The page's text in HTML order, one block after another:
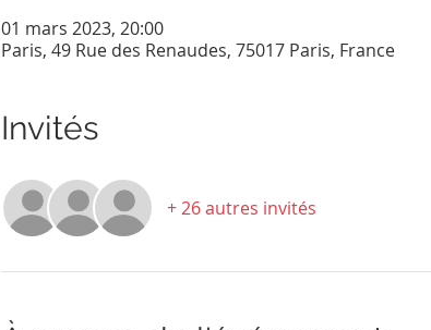
01 mars 2023, 20:00
Paris, 49 Rue des Renaudes, 75017 Paris, France
Invités
+ 26 autres invités